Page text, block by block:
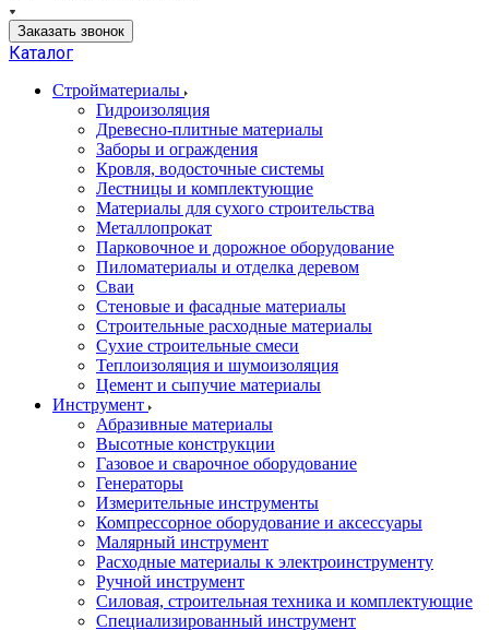
Заказать звонок
Каталог
Стройматериалы
Гидроизоляция
Древесно-плитные материалы
Заборы и ограждения
Кровля, водосточные системы
Лестницы и комплектующие
Материалы для сухого строительства
Металлопрокат
Парковочное и дорожное оборудование
Пиломатериалы и отделка деревом
Сваи
Стеновые и фасадные материалы
Строительные расходные материалы
Сухие строительные смеси
Теплоизоляция и шумоизоляция
Цемент и сыпучие материалы
Инструмент
Абразивные материалы
Высотные конструкции
Газовое и сварочное оборудование
Генераторы
Измерительные инструменты
Компрессорное оборудование и аксессуары
Малярный инструмент
Расходные материалы к электроинструменту
Ручной инструмент
Силовая, строительная техника и комплектующие
Специализированный инструмент